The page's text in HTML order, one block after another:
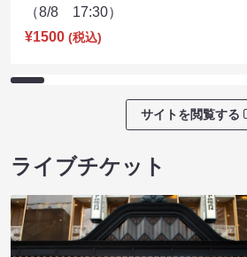
（8/8 17:30）
¥1500 (税込)
サイトを閲覧する
ライブチケット